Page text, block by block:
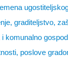
graditeljstvo,
komunalno
poslove